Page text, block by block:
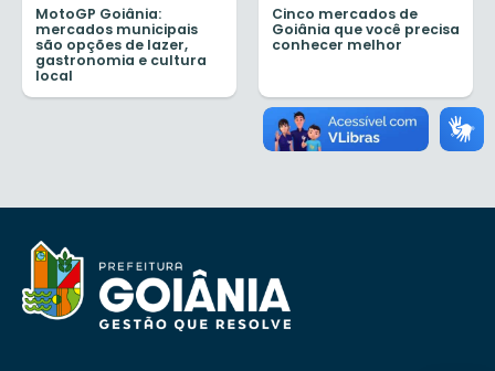
MotoGP Goiânia:
mercados municipais
são opções de lazer,
gastronomia e cultura
local
Cinco mercados de
Goiânia que você precisa
conhecer melhor